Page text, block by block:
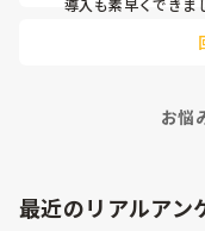
導入も素早くできま
お悩
最近のリアルアン